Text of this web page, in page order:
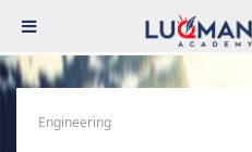
Engineering